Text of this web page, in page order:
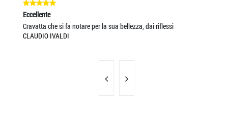
Eccellente
Cravatta che si fa notare per la sua bellezza, dai riflessi
CLAUDIO IVALDI